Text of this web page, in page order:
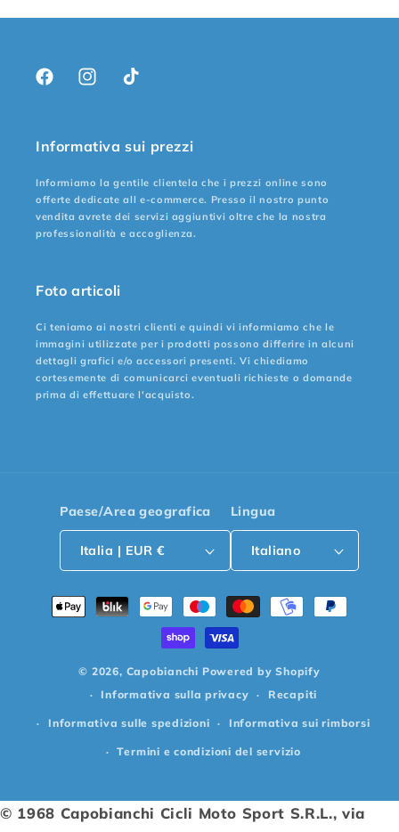
FacebookInstagramTikTok
Informativa sui prezzi
Informiamo la gentile clientela che i prezzi online sono
offerte dedicate all e-commerce. Presso il nostro punto
vendita avrete dei servizi aggiuntivi oltre che la nostra
professionalità e accoglienza.
Foto articoli
Ci teniamo ai nostri clienti e quindi vi informiamo che le
immagini utilizzate per i prodotti possono differire in alcuni
dettagli grafici e/o accessori presenti. Vi chiediamo
cortesemente di comunicarci eventuali richieste o domande
prima di effettuare l'acquisto.
Paese/Area geografica
Italia | EUR €
Lingua
Italiano
Metodi
© 2026, Capobianchi Powered by Shopify
Informativa sulla privacy
Recapiti
Informativa sulle spedizioni Informativa sui rimborsi
Termini e condizioni del servizio
© 1968 Capobianchi Cicli Moto Sport S.R.L., via